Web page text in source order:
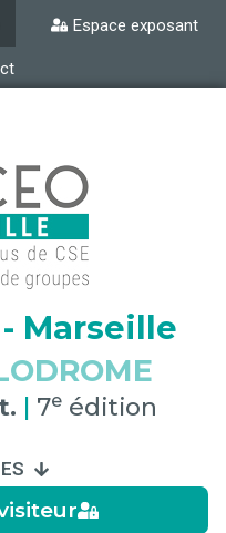
Espace exposant
- Marseille
| 7eédition